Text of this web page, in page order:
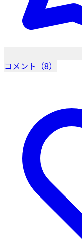
コメント（8）